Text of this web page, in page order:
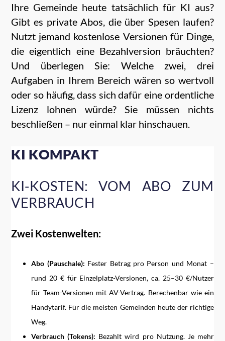
Ihre Gemeinde heute tatsächlich für KI aus?
Gibt es private Abos, die über Spesen laufen?
Nutzt jemand kostenlose Versionen für Dinge,
die eigentlich eine Bezahlversion bräuchten?
Und überlegen Sie: Welche zwei, drei
Aufgaben in Ihrem Bereich wären so wertvoll
oder so häufig, dass sich dafür eine ordentliche
Lizenz lohnen würde? Sie müssen nichts
beschließen – nur einmal klar hinschauen.
KI KOMPAKT
KI-KOSTEN: VOM ABO ZUM
VERBRAUCH
Zwei Kostenwelten:
Abo (Pauschale): Fester Betrag pro Person und Monat –
rund 20 € für Einzelplatz-Versionen, ca. 25–30 €/Nutzer
für Team-Versionen mit AV-Vertrag. Berechenbar wie ein
Handytarif. Für die meisten Gemeinden heute der richtige
Weg.
Verbrauch (Tokens): Bezahlt wird pro Nutzung. Je mehr